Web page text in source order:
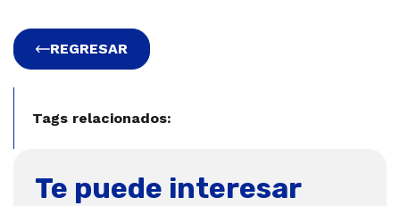
REGRESAR
Tags relacionados:
Te puede interesar